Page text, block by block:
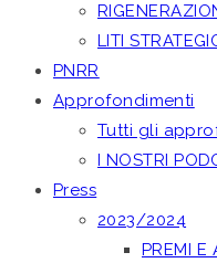
LITI
PNRR
Approfondimenti
Tutti gli
I NOSTRI
Press
2023/2024
PREMI E